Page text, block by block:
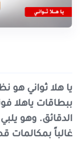
خدمات التعبئة
تفاصيل الخدمة
اتصل بنا
شبكة التوزيع
يا هلا ثواني هو
ببطاقات ياهلا
الدقائق. وهو
غالباً بمكالمات